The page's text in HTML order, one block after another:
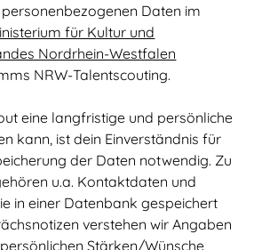
Daten im
für Kultur und
Nordrhein-Westfalen
NRW-Talentscouting.
eine langfristige und persönliche
kann, ist dein Einverständnis für
der Daten notwendig. Zu
u.a. Kontaktdaten und
in einer Datenbank gespeichert
verstehen wir Angaben
Stärken/Wünsche,